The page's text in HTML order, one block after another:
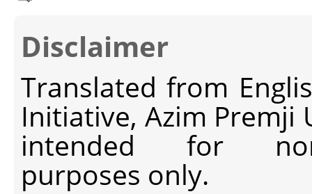
Disclaimer
Translated from
Initiative, Azim Premji
intended for non-
purposes only.